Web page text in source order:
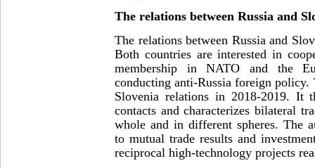
The relations between Russia and
The relations between Russia and
Both countries are interested in
membership in NATO and the
conducting anti-Russia foreign policy.
Slovenia relations in 2018-2019. It
contacts and characterizes bilateral
whole and in different spheres. The
to mutual trade results and
reciprocal high-technology projects